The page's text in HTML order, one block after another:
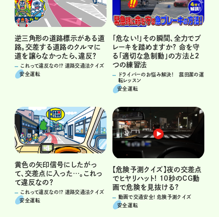
逆三角形の道路標示がある道
路。交差する道路のクルマに
道を譲らなかったら、違反？
これって違反なの!? 道路交通法クイズ
安全運転
「危ない!」その瞬間、全力でブ
レーキを踏めますか? 命を守
る「適切な急制動」の方法と２
つの練習法
ドライバーのお悩み解決！ 菰田潔の運
転レッスン
安全運転
黄色の矢印信号にしたがっ
て、交差点に入った…。これっ
て違反なの？
これって違反なの!? 道路交通法クイズ
安全運転
【危険予測クイズ】夜の交差点
でヒヤリハット! 10秒のCG動
画で危険を見抜ける?
動画で交通安全! 危険予測クイズ
安全運転